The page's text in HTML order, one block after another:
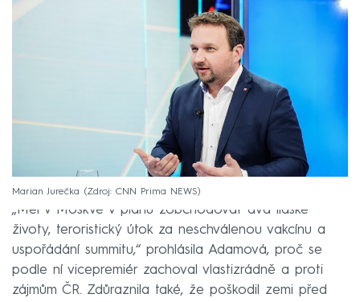
Marian Jurečka Zdroj: CNN Prima NEWS
„Měl v Moskvě v plánu zobchodovat dva lidské
životy, teroristický útok za neschválenou vakcínu a
uspořádání summitu,“ prohlásila Adamová, proč se
podle ní vicepremiér zachoval vlastizrádně a proti
zájmům ČR. Zdůraznila také, že poškodil zemi před